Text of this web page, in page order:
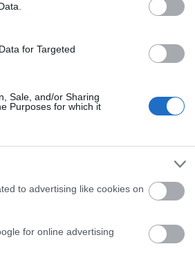
for Targeted
Sale, and/or Sharing
Purposes for which it
to advertising like cookies on
for online advertising
(effektívrizsa)
androidandroid
aspergerasztal
bikiniszezon
billentyűparancsok
bpptv
bunkóbush
clock codcombino
cowparade
deliciousdesire
dolgomvan
egérgesztus